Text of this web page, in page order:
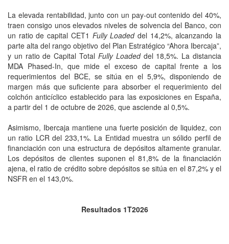
La elevada rentabilidad, junto con un pay-out contenido del 40%,
traen consigo unos elevados niveles de solvencia del Banco, con
un ratio de capital CET1 Fully Loadeddel 14,2%, alcanzando la
parte alta del rango objetivo del Plan Estratégico “Ahora Ibercaja”,
y un ratio de Capital Total Fully Loadeddel 18,5%. La distancia
MDA Phased-In, que mide el exceso de capital frente a los
requerimientos del BCE, se sitúa en el 5,9%, disponiendo de
margen más que suficiente para absorber el requerimiento del
colchón anticíclico establecido para las exposiciones en España,
a partir del 1 de octubre de 2026, que asciende al 0,5%.
Asimismo, Ibercaja mantiene una fuerte posición de liquidez, con
un ratio LCR del 233,1%. La Entidad muestra un sólido perfil de
financiación con una estructura de depósitos altamente granular.
Los depósitos de clientes suponen el 81,8% de la financiación
ajena, el ratio de crédito sobre depósitos se sitúa en el 87,2% y el
NSFR en el 143,0%.
Resultados 1T2026